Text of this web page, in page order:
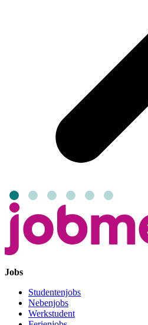
Jobs
Studentenjobs
Nebenjobs
Werkstudent